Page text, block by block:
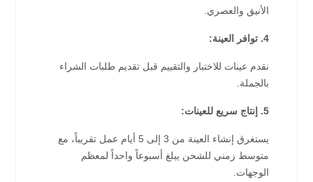
الأنيق والعصري.
4. توافر العينة:
نقدم عينات للاختبار والتقييم قبل تقديم طلبات الشراء
بالجملة.
5. إنتاج سريع للعينات:
يستغرق إنشاء العينة من 3 إلى 5 أيام عمل تقريباً، مع
متوسط زمني للشحن يبلغ أسبوعاً واحداً لمعظم
الوجهات.